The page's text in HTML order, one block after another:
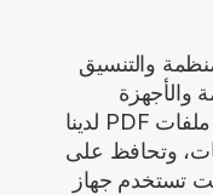
والتنسيق
والأجهزة
المختلفة. إن أداة تعديل ملفات PDF لدينا
وتحافظ على
تستخدم جهاز